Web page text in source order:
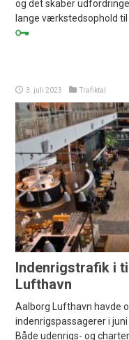
og det skaber
lange værkstedsophold
3. juli 2023 Trafiktal
Indenrigstrafik i
Lufthavn
Aalborg Lufthavn havde
indenrigspassagerer i
Både udenrigs- og